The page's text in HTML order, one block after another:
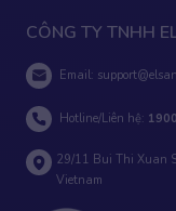
CÔNG TY TNHH
Email:
Hotline/Liên hệ:
29/11 Bui Thi Xuan
Vietnam